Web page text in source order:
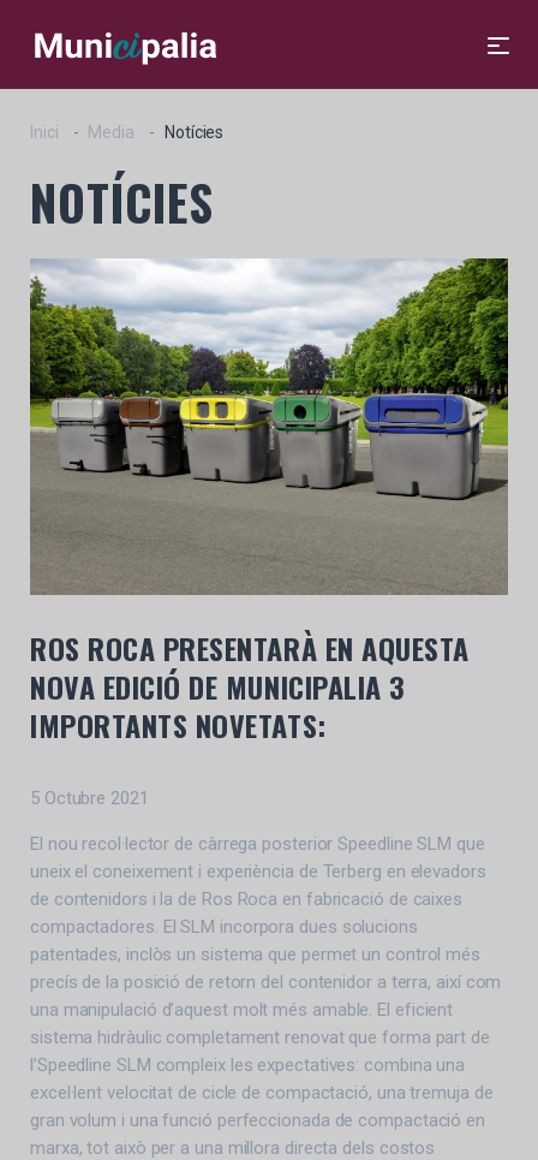
Inici Media Notícies
NOTÍCIES
ROS ROCA PRESENTARÀ EN AQUESTA
NOVA EDICIÓ DE MUNICIPALIA 3
IMPORTANTS NOVETATS:
5 Octubre 2021
El nou recol·lector de càrrega posterior Speedline SLM que
uneix el coneixement i experiència de Terberg en elevadors
de contenidors i la de Ros Roca en fabricació de caixes
compactadores. El SLM incorpora dues solucions
patentades, inclòs un sistema que permet un control més
precís de la posició de retorn del contenidor a terra, així com
una manipulació d’aquest molt més amable. El eficient
sistema hidràulic completament renovat que forma part de
l’Speedline SLM compleix les expectatives: combina una
excel·lent velocitat de cicle de compactació, una tremuja de
gran volum i una funció perfeccionada de compactació en
marxa, tot això per a una millora directa dels costos